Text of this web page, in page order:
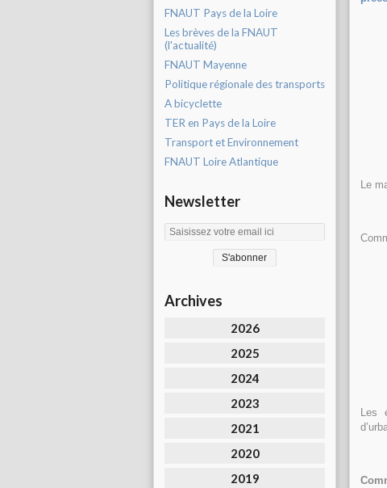
FNAUT Pays de la Loire
Les brèves de la FNAUT
(l'actualité)
FNAUT Mayenne
Politique régionale des transports
A bicyclette
TER en Pays de la Loire
Transport et Environnement
FNAUT Loire Atlantique
Newsletter
Archives
2026
2025
2024
2023
2021
2020
2019
Le
Les